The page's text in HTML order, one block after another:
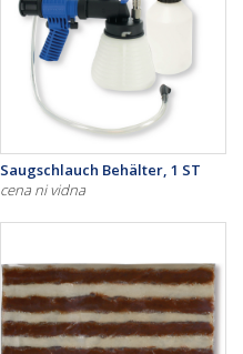
Saugschlauch Behälter, 1 ST
cena ni vidna